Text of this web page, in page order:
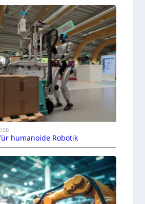
humanoide Robotik